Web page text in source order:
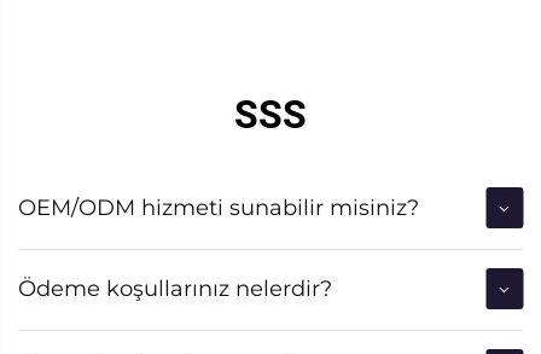
SSS
OEM/ODM hizmeti sunabilir misiniz?
Ödeme koşullarınız nelerdir?